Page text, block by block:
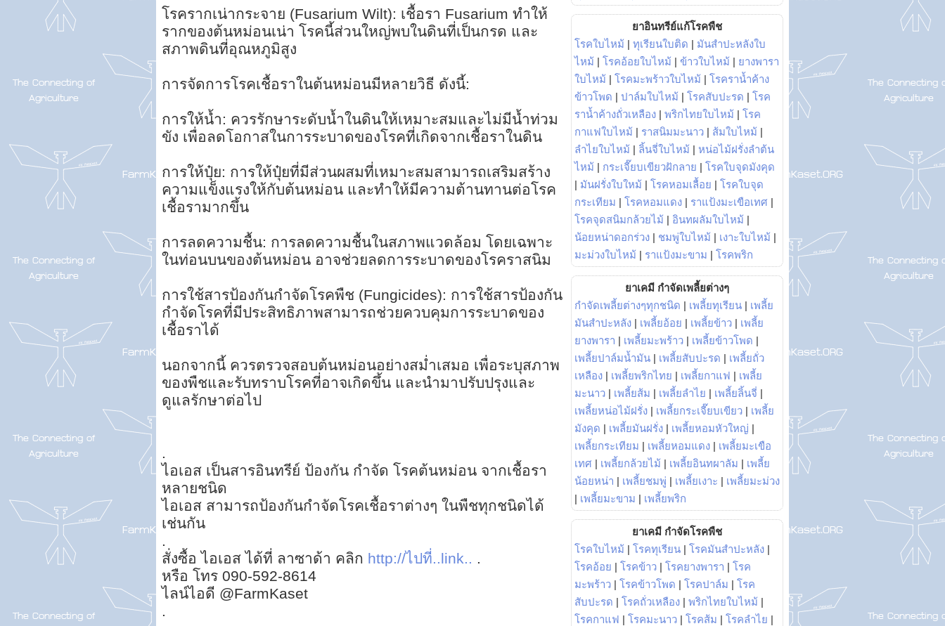
โรครากเน่ากระจาย (Fusarium Wilt): เชื้อรา Fusarium ทำให้
รากของต้นหม่อนเน่า โรคนี้ส่วนใหญ่พบในดินที่เป็นกรด และ
สภาพดินที่อุณหภูมิสูง
การจัดการโรคเชื้อราในต้นหม่อนมีหลายวิธี ดังนี้:
การให้น้ำ: ควรรักษาระดับน้ำในดินให้เหมาะสมและไม่มีน้ำท่วม
ขัง เพื่อลดโอกาสในการระบาดของโรคที่เกิดจากเชื้อราในดิน
การให้ปุ๋ย: การให้ปุ๋ยที่มีส่วนผสมที่เหมาะสมสามารถเสริมสร้าง
ความแข็งแรงให้กับต้นหม่อน และทำให้มีความต้านทานต่อโรค
เชื้อรามากขึ้น
การลดความชื้น: การลดความชื้นในสภาพแวดล้อม โดยเฉพาะ
ในท่อนบนของต้นหม่อน อาจช่วยลดการระบาดของโรคราสนิม
การใช้สารป้องกันกำจัดโรคพืช (Fungicides): การใช้สารป้องกัน
กำจัดโรคที่มีประสิทธิภาพสามารถช่วยควบคุมการระบาดของ
เชื้อราได้
นอกจากนี้ ควรตรวจสอบต้นหม่อนอย่างสม่ำเสมอ เพื่อระบุสภาพ
ของพืชและรับทราบโรคที่อาจเกิดขึ้น และนำมาปรับปรุงและ
ดูแลรักษาต่อไป
.
ไอเอส เป็นสารอินทรีย์ ป้องกัน กำจัด โรคต้นหม่อน จากเชื้อรา
หลายชนิด
ไอเอส สามารถป้องกันกำจัดโรคเชื้อราต่างๆ ในพืชทุกชนิดได้
เช่นกัน
.
สั่งซื้อ ไอเอส ได้ที่ ลาซาด้า คลิก http://ไปที่..link.. .
หรือ โทร 090-592-8614
ไลน์ไอดี @FarmKaset
.
ยาอินทรีย์แก้โรคพืช
โรคใบไหม้ | ทุเรียนใบติด | มันสำปะหลังใบ
ไหม้ | โรคอ้อยใบไหม้ | ข้าวใบไหม้ | ยางพารา
ใบไหม้ | โรคมะพร้าวใบไหม้ | โรคราน้ำค้าง
ข้าวโพด | ปาล์มใบไหม้ | โรคสับปะรด | โรค
ราน้ำค้างถั่วเหลือง | พริกไทยใบไหม้ | โรค
กาแฟใบไหม้ | ราสนิมมะนาว | ส้มใบไหม้ |
ลำไยใบไหม้ | ลิ้นจี่ใบไหม้ | หน่อไม้ฝรั่งลำต้น
ไหม้ | กระเจี๊ยบเขียวฝักลาย | โรคใบจุดมังคุด
| มันฝรั่งใบใหม้ | โรคหอมเลื้อย | โรคใบจุด
กระเทียม | โรคหอมแดง | ราแป้งมะเขือเทศ |
โรคจุดสนิมกล้วยไม้ | อินทผลัมใบไหม้ |
น้อยหน่าดอกร่วง | ชมพู่ใบไหม้ | เงาะใบไหม้ |
มะม่วงใบไหม้ | ราแป้งมะขาม | โรคพริก
ยาเคมี กำจัดเพลี้ยต่างๆ
กำจัดเพลี้ยต่างๆทุกชนิด | เพลี้ยทุเรียน | เพลี้ย
มันสำปะหลัง | เพลี้ยอ้อย | เพลี้ยข้าว | เพลี้ย
ยางพารา | เพลี้ยมะพร้าว | เพลี้ยข้าวโพด |
เพลี้ยปาล์มน้ำมัน | เพลี้ยสับปะรด | เพลี้ยถั่ว
เหลือง | เพลี้ยพริกไทย | เพลี้ยกาแฟ | เพลี้ย
มะนาว | เพลี้ยส้ม | เพลี้ยลำไย | เพลี้ยลิ้นจี่ |
เพลี้ยหน่อไม้ฝรั่ง | เพลี้ยกระเจี๊ยบเขียว | เพลี้ย
มังคุด | เพลี้ยมันฝรั่ง | เพลี้ยหอมหัวใหญ่ |
เพลี้ยกระเทียม | เพลี้ยหอมแดง | เพลี้ยมะเขือ
เทศ | เพลี้ยกล้วยไม้ | เพลี้ยอินทผาลัม | เพลี้ย
น้อยหน่า | เพลี้ยชมพู่ | เพลี้ยเงาะ | เพลี้ยมะม่วง
| เพลี้ยมะขาม | เพลี้ยพริก
ยาเคมี กำจัดโรคพืช
โรคใบไหม้ | โรคทุเรียน | โรคมันสำปะหลัง |
โรคอ้อย | โรคข้าว | โรคยางพารา | โรค
มะพร้าว | โรคข้าวโพด | โรคปาล์ม | โรค
สับปะรด | โรคถั่วเหลือง | พริกไทยใบไหม้ |
โรคกาแฟ | โรคมะนาว | โรคส้ม | โรคลำไย |